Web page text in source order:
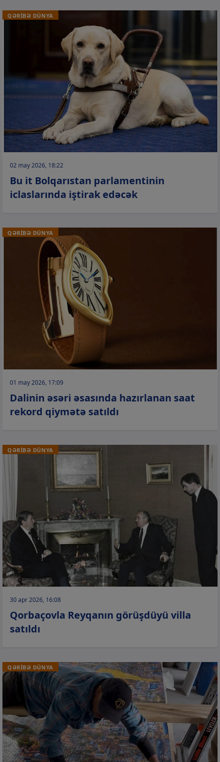
QƏRİBƏ DÜNYA
02 may 2026, 18:22
Bu it Bolqarıstan parlamentinin
iclaslarında iştirak edəcək
QƏRİBƏ DÜNYA
01 may 2026, 17:09
Dalinin əsəri əsasında hazırlanan saat
rekord qiymətə satıldı
QƏRİBƏ DÜNYA
30 apr 2026, 16:08
Qorbaçovla Reyqanın görüşdüyü villa
satıldı
QƏRİBƏ DÜNYA